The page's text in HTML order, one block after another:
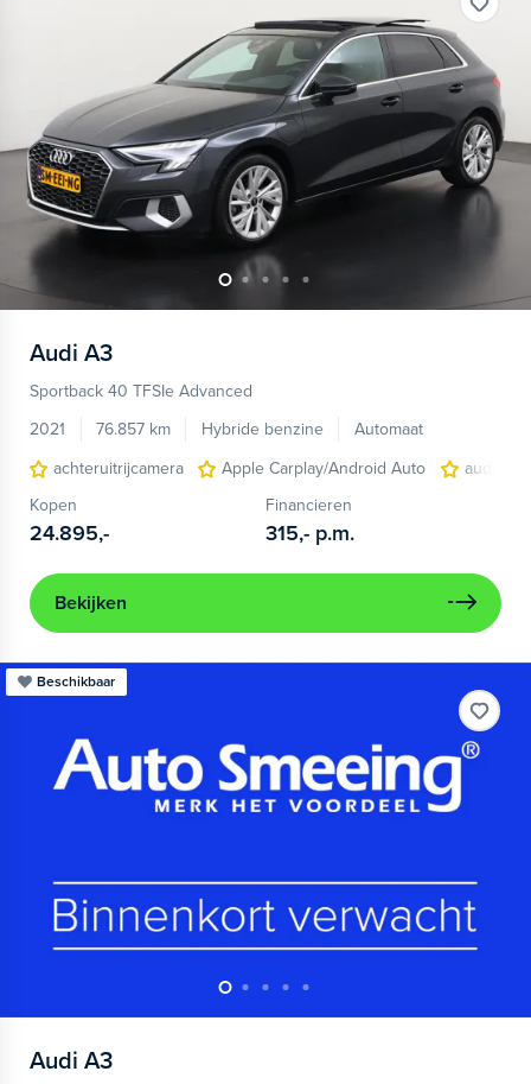
Audi A3
Sportback 40 TFSIe Advanced
2021
76.857 km Hybride benzine
Automaat
achteruitrijcamera
Apple Carplay/Android Auto
audio
Kopen
24.895,-
Financieren
315,- p.m.
Bekijken
Beschikbaar
Audi A3